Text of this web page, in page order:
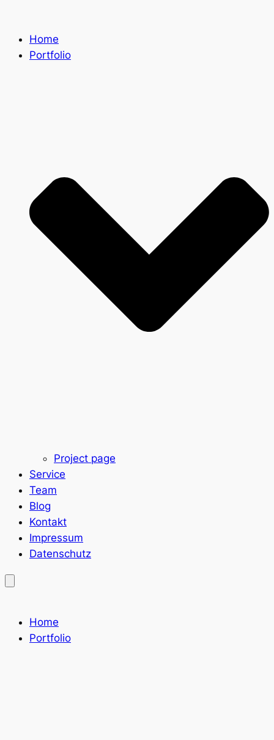
springen
Home
Portfolio
Project page
Service
Team
Blog
Kontakt
Impressum
Datenschutz
Home
Portfolio